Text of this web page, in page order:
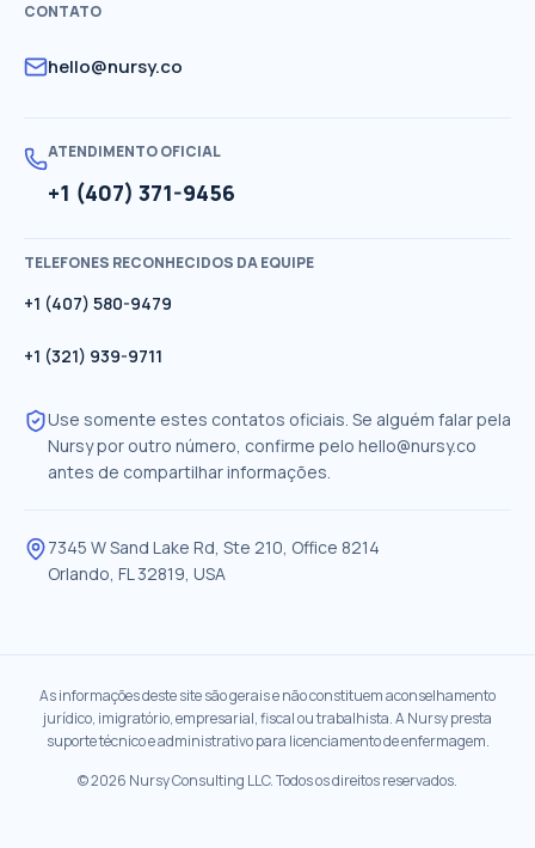
CONTATO
hello@nursy.co
ATENDIMENTO OFICIAL
+1 (407) 371-9456
TELEFONES RECONHECIDOS DA EQUIPE
+1 (407) 580-9479
+1 (321) 939-9711
Use somente estes contatos oficiais. Se alguém falar pela
Nursy por outro número, confirme pelo hello@nursy.co
antes de compartilhar informações.
7345 W Sand Lake Rd, Ste 210, Office 8214
Orlando, FL 32819, USA
As informações deste site são gerais e não constituem aconselhamento
jurídico, imigratório, empresarial, fiscal ou trabalhista. A Nursy presta
suporte técnico e administrativo para licenciamento de enfermagem.
© 2026 Nursy Consulting LLC. Todos os direitos reservados.